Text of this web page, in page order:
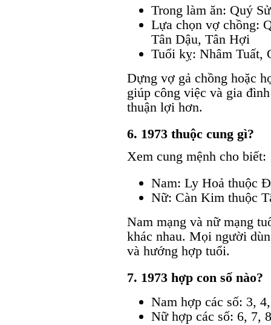
Trong làm ăn: Quý
Lựa chọn vợ chồng:
Tân Dậu, Tân Hợi
Tuổi kỵ: Nhâm Tuất,
Dựng vợ gả chồng hoặc
giúp công việc và gia
thuận lợi hơn.
6. 1973 thuộc cung gì?
Xem cung mệnh cho biết:
Nam: Ly Hoả thuộc
Nữ: Càn Kim thuộc
Nam mạng và nữ mạng
khác nhau. Mọi người
và hướng hợp tuổi.
7. 1973 hợp con số nào?
Nam hợp các số: 3,
Nữ hợp các số: 6, 7, 8